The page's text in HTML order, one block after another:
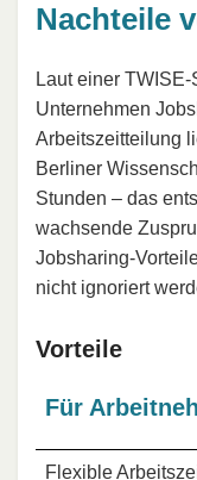
Nachteile
Laut einer
Unternehmen
Arbeitszeitteilung
Berliner
Stunden – das
wachsende
Jobsharing-
nicht ignoriert
Vorteile
Für
Flexible